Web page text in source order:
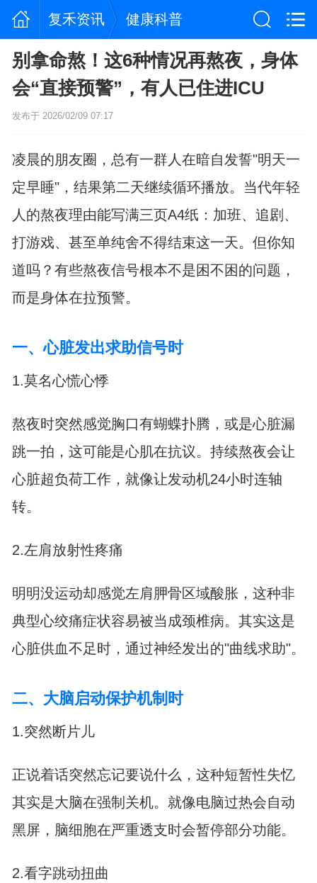
复禾资讯 健康科普
别拿命熬！这6种情况再熬夜，身体
会“直接预警”，有人已住进ICU
发布于 2026/02/09 07:17
凌晨的朋友圈，总有一群人在暗自发誓"明天一
定早睡"，结果第二天继续循环播放。当代年轻
人的熬夜理由能写满三页A4纸：加班、追剧、
打游戏、甚至单纯舍不得结束这一天。但你知
道吗？有些熬夜信号根本不是困不困的问题，
而是身体在拉预警。
一、心脏发出求助信号时
1.莫名心慌心悸
熬夜时突然感觉胸口有蝴蝶扑腾，或是心脏漏
跳一拍，这可能是心肌在抗议。持续熬夜会让
心脏超负荷工作，就像让发动机24小时连轴
转。
2.左肩放射性疼痛
明明没运动却感觉左肩胛骨区域酸胀，这种非
典型心绞痛症状容易被当成颈椎病。其实这是
心脏供血不足时，通过神经发出的"曲线求助"。
二、大脑启动保护机制时
1.突然断片儿
正说着话突然忘记要说什么，这种短暂性失忆
其实是大脑在强制关机。就像电脑过热会自动
黑屏，脑细胞在严重透支时会暂停部分功能。
2.看字跳动扭曲